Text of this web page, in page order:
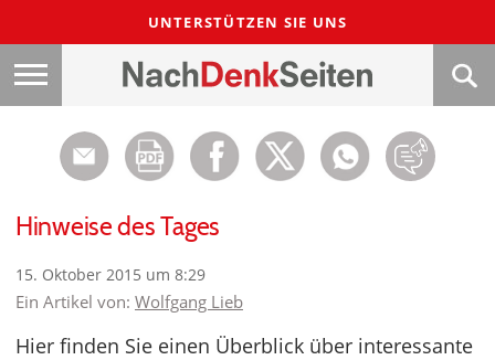
UNTERSTÜTZEN SIE UNS
Hinweise des Tages
15. Oktober 2015 um 8:29
Ein Artikel von: Wolfgang Lieb
Hier finden Sie einen Überblick über interessante